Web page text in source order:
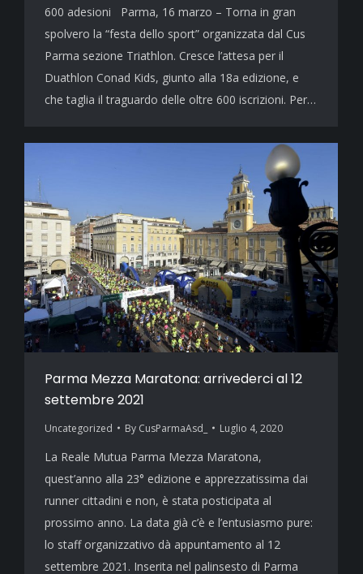
600 adesioni Parma, 16 marzo – Torna in gran
spolvero la “festa dello sport” organizzata dal Cus
Parma sezione Triathlon. Cresce l’attesa per il
Duathlon Conad Kids, giunto alla 18a edizione, e
che taglia il traguardo delle oltre 600 iscrizioni. Per…
Parma Mezza Maratona: arrivederci al 12
settembre 2021
Uncategorized By CusParmaAsd_ Luglio 4, 2020
La Reale Mutua Parma Mezza Maratona,
quest’anno alla 23° edizione e apprezzatissima dai
runner cittadini e non, è stata posticipata al
prossimo anno. La data già c’è e l’entusiasmo pure:
lo staff organizzativo dà appuntamento al 12
settembre 2021. Inserita nel palinsesto di Parma